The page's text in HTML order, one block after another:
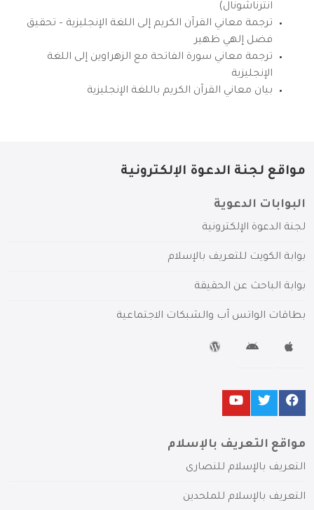
انترناشونال)
ترجمة معاني القرآن الكريم إلى اللغة الإنجليزية – تحقيق
فضل إلهي ظهير
ترجمة معاني سورة الفاتحة مع الزهراوين إلى اللغة
الإنجليزية
بيان معاني القرآن الكريم باللغة الإنجليزية
مواقع لجنة الدعوة الإلكترونية
البوابات الدعوية
لجنة الدعوة الإلكترونية
بوابة الكويت للتعريف بالإسلام
بوابة الباحث عن الحقيقة
بطاقات الواتس آب والشبكات الاجتماعية
مواقع التعريف بالإسلام
التعريف بالإسلام للنصارى
التعريف بالإسلام للملحدين